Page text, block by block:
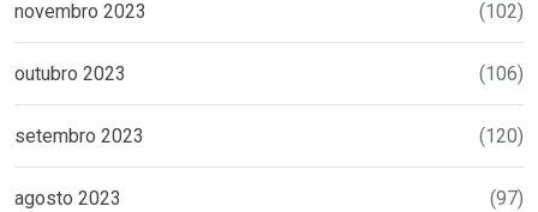
novembro 2023 (102)
outubro 2023 (106)
setembro 2023 (120)
agosto 2023 (97)